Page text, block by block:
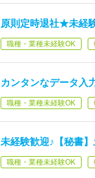
原則定時退社★未経
職種・業種未経験OK
カンタンなデータ
職種・業種未経験OK
未経験歓迎♪【秘書
職種・業種未経験OK